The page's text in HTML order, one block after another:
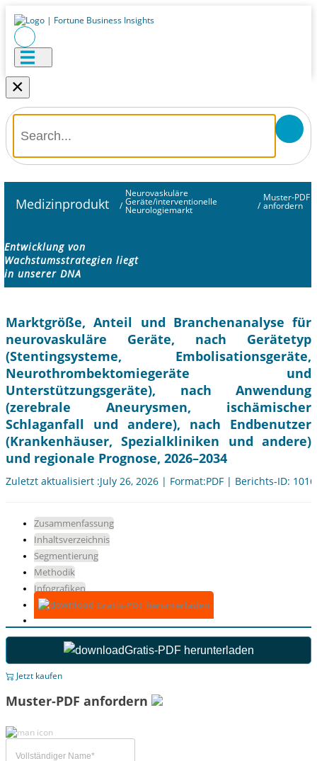
×
Medizinprodukt /
Neurovaskuläre
Geräte/interventionelle
Neurologiemarkt /
Muster-PDF
anfordern
Entwicklung von
Wachstumsstrategien liegt
in unserer DNA
Marktgröße, Anteil und Branchenanalyse für
neurovaskuläre Geräte, nach Gerätetyp
(Stentingsysteme, Embolisationsgeräte,
Neurothrombektomiegeräte und
Unterstützungsgeräte), nach Anwendung
(zerebrale Aneurysmen, ischämischer
Schlaganfall und andere), nach Endbenutzer
(Krankenhäuser, Spezialkliniken und andere)
und regionale Prognose, 2026–2034
Zuletzt aktualisiert :July 26, 2026 | Format:PDF | Berichts-ID:
Zusammenfassung
Inhaltsverzeichnis
Segmentierung
Methodik
Infografiken
Gratis-PDF herunterladen
Gratis-PDF herunterladen
Jetzt kaufen
Muster-PDF anfordern